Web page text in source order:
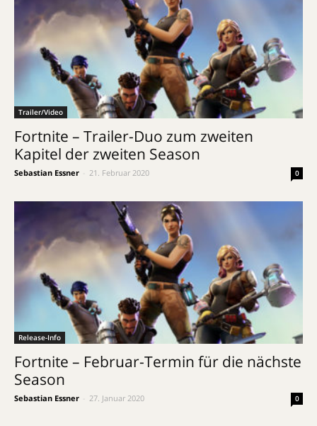
Trailer/Video
Fortnite – Trailer-Duo zum zweiten
Kapitel der zweiten Season
Sebastian Essner 21. Februar 2020 0
Release-Info
Fortnite – Februar-Termin für die nächste
Season
Sebastian Essner 27. Januar 2020 0